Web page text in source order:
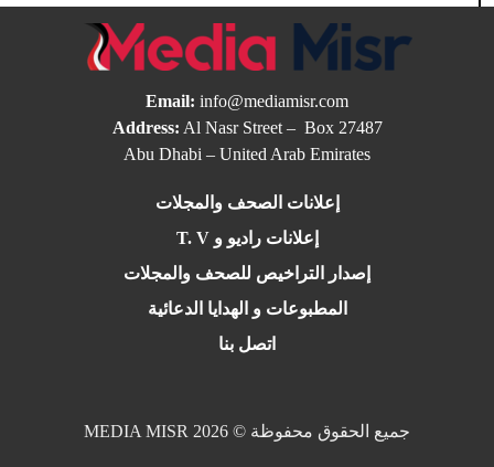
Email: info@mediamisr.com
Address: Al Nasr Street – Box 27487
Abu Dhabi – United Arab Emirates
إعلانات الصحف والمجلات
إعلانات راديو و T. V
إصدار التراخيص للصحف والمجلات
المطبوعات و الهدايا الدعائية
اتصل بنا
جميع الحقوق محفوظة © 2026 MEDIA MISR